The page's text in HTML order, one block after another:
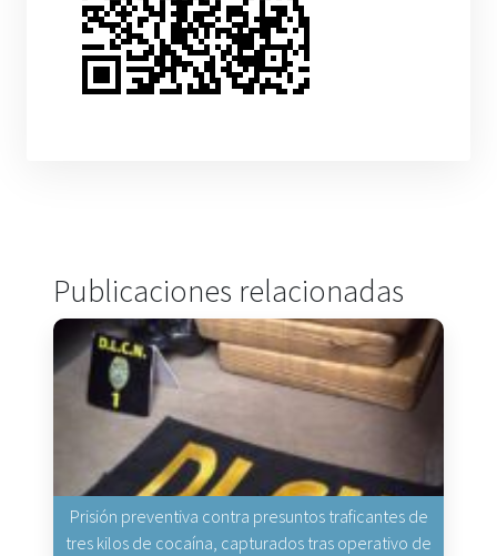
Publicaciones relacionadas
Prisión preventiva contra presuntos traficantes de
tres kilos de cocaína, capturados tras operativo de